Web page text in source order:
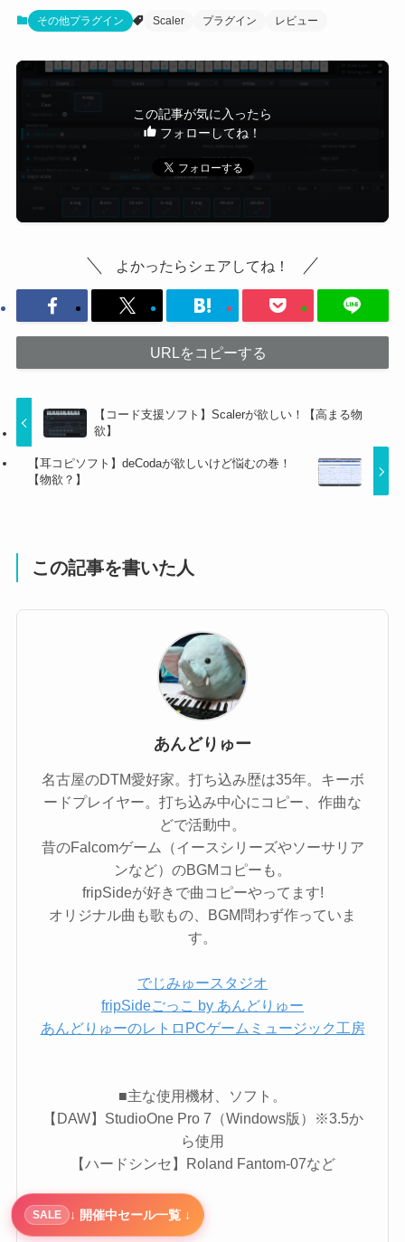
その他プラグイン Scaler プラグイン レビュー
この記事が気に入ったら
フォローしてね！
よかったらシェアしてね！
URLをコピーする
【コード支援ソフト】Scalerが欲しい！【高まる物
欲】
【耳コピソフト】deCodaが欲しいけど悩むの巻！
【物欲？】
この記事を書いた人
あんどりゅー
名古屋のDTM愛好家。打ち込み歴は35年。キーボ
ードプレイヤー。打ち込み中心にコピー、作曲な
どで活動中。
昔のFalcomゲーム（イースシリーズやソーサリア
ンなど）のBGMコピーも。
fripSideが好きで曲コピーやってます!
オリジナル曲も歌もの、BGM問わず作っていま
す。
でじみゅースタジオ
fripSideごっこ by あんどりゅー
あんどりゅーのレトロPCゲームミュージック工房
■主な使用機材、ソフト。
【DAW】StudioOne Pro 7（Windows版）※3.5か
ら使用
【ハードシンセ】Roland Fantom-07など
SALE ↓ 開催中セール一覧 ↓